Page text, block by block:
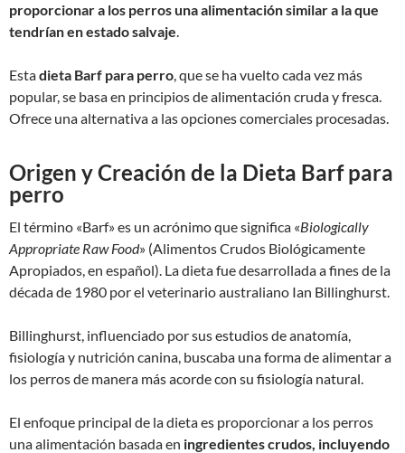
proporcionar a los perros una alimentación similar a la que
tendrían en estado salvaje.
Estadieta Barf para perro, que se ha vuelto cada vez más
popular, se basa en principios de alimentación cruda y fresca.
Ofrece una alternativa a las opciones comerciales procesadas.
Origen y Creación de la Dieta Barf para
perro
El término «Barf» es un acrónimo que significa «Biologically
Appropriate Raw Food» (Alimentos Crudos Biológicamente
Apropiados, en español). La dieta fue desarrollada a fines de la
década de 1980 por el veterinario australiano Ian Billinghurst.
Billinghurst, influenciado por sus estudios de anatomía,
fisiología y nutrición canina, buscaba una forma de alimentar a
los perros de manera más acorde con su fisiología natural.
El enfoque principal de la dieta es proporcionar a los perros
una alimentación basada en ingredientes crudos, incluyendo